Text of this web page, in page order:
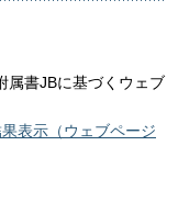
属書JBに基づくウェブ
表示（ウェブページ